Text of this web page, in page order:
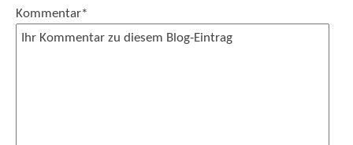
Kommentar*